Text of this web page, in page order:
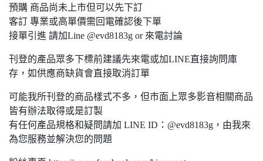
預購 商品尚未上市但可以先下訂
客訂 專業或高單價需回電確認後下單
接單引進 請加Line @evd8183g or 來電討論
刊登的產品眾多下標前建議先來電或加LINE直接詢問庫
存，如供應商缺貨會直接取消訂單
可能我所刊登的商品樣式不多，但市面上眾多影音相關商品
皆有辦法取得或是訂製
有任何產品規格和疑問請加 LINE ID：@evd8183g，由我來
為您服務並解決您的問題